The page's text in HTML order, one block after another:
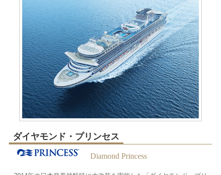
ダイヤモンド・プリンセス
Diamond Princess